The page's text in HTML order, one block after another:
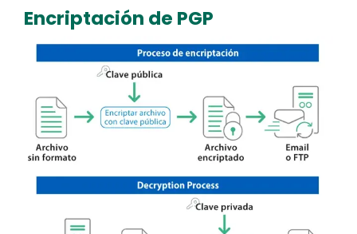
Encriptación de PGP
Text
Image